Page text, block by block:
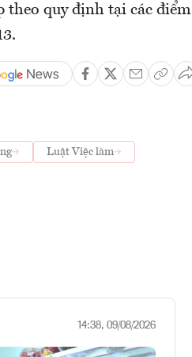
theo quy định tại các điểm
Luật Việc làm
14:38, 09/08/2026